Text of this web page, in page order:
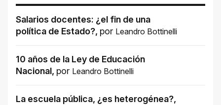
Salarios docentes: ¿el fin de una
política de Estado?, por Leandro Bottinelli
10 años de la Ley de Educación
Nacional, por Leandro Bottinelli
La escuela pública, ¿es heterogénea?,